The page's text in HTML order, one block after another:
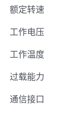
额定转速
工作电压
工作温度
过载能力
通信接口